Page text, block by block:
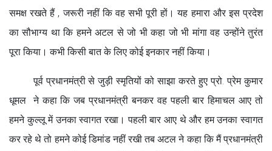
समक्ष रखते हैं , जरूरी नहीं कि वह सभी पूरी हों। यह हमारा और इस प्रदेश
का सौभाग्य था कि हमने अटल से जो भी कहा जो भी मांगा वह उन्होंने तुरंत
पूरा किया। कभी किसी बात के लिए कोई इनकार नहीं किया।
पूर्व प्रधानमंत्री से जुड़ी स्मृतियों को साझा करते हुए प्रो. प्रेम कुमार
धूमल ने कहा कि जब प्रधानमंत्री बनकर वह पहली बार हिमाचल आए तो
हमने कुल्लू में उनका स्वागत रखा। पहली बार आए थे और हम उनका स्वागत
कर रहे थे तो हमने कोई डिमांड नहीं रखी तब अटल ने कहा कि मैं प्रधानमंत्री